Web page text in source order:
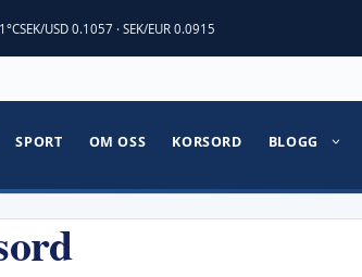
SEK/USD 0.1057 · SEK/EUR 0.0915
SPORT OM OSS KORSORD BLOGG